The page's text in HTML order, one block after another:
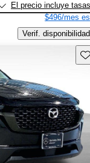
El precio incluye tasas
$496/mes
Verif. disponibilidad